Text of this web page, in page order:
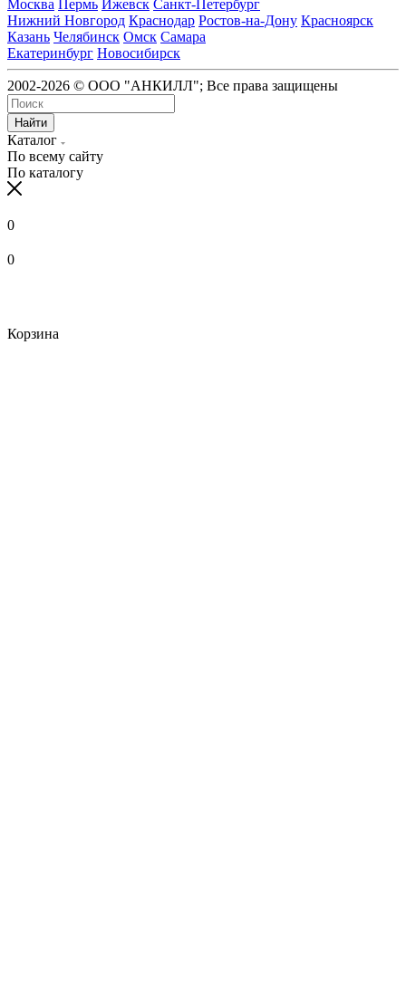
Москва Пермь Ижевск Санкт-Петербург
Нижний Новгород Краснодар Ростов-на-Дону Красноярск
Казань Челябинск Омск Самара
Екатеринбург Новосибирск
2002-2026 © ООО "АНКИЛЛ"; Все права защищены
Найти
Каталог
По всему сайту
По каталогу
0
0
Корзина